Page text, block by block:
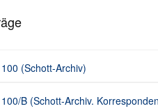
(Schott-Archiv)
B (Schott-Archiv.